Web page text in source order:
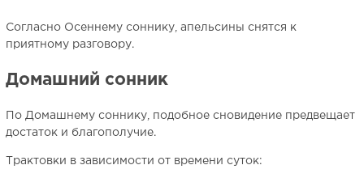
Согласно Осеннему соннику, апельсины снятся к
приятному разговору.
Домашний сонник
По Домашнему соннику, подобное сновидение предвещает
достаток и благополучие.
Трактовки в зависимости от времени суток: